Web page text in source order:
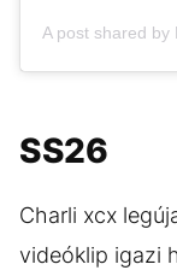
A post shared by
SS26
Charli xcx
videóklip igazi